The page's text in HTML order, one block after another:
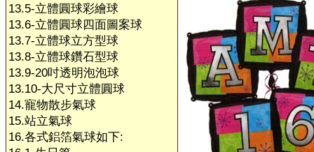
13.5-立體圓球彩繪球
13.6-立體圓球四面圖案球
13.7-立體球立方型球
13.8-立體球鑽石型球
13.9-20吋透明泡泡球
13.10-大尺寸立體圓球
14.寵物散步氣球
15.站立氣球
16.各式鋁箔氣球如下: